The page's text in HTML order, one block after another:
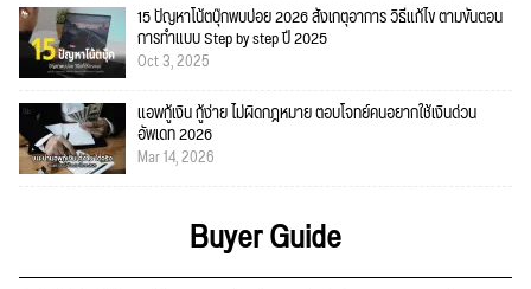
15 ปัญหาโน้ตบุ๊กพบบ่อย 2026 สังเกตุอาการ วิธีแก้ไข ตามขั้นตอน
การทำแบบ Step by step ปี 2025
Oct 3, 2025
แอพกู้เงิน กู้ง่าย ไม่ผิดกฎหมาย ตอบโจทย์คนอยากใช้เงินด่วน
อัพเดท 2026
Mar 14, 2026
Buyer Guide